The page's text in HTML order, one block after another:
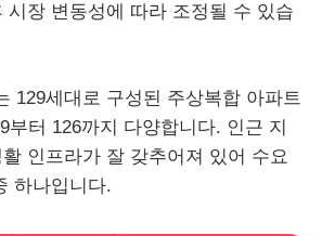
시장 변동성에 따라 조정될 수 있습
129세대로 구성된 주상복합 아파트
부터 126까지 다양합니다. 인근 지
인프라가 잘 갖추어져 있어 수요
하나입니다.